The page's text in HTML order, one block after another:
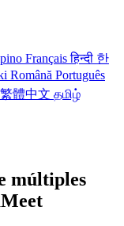
Françaisहिन्दी 한
Română Português
繁體中文 தமிழ்
múltiples